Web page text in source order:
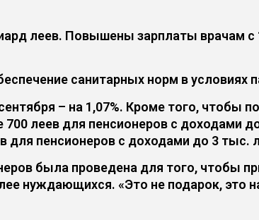
леев. Повышены зарплаты врачам с
санитарных норм в условиях
– на 1,07%. Кроме того, чтобы
леев для пенсионеров с доходами
для пенсионеров с доходами до 3 тыс.
была проведена для того, чтобы
нуждающихся. «Это не подарок, это